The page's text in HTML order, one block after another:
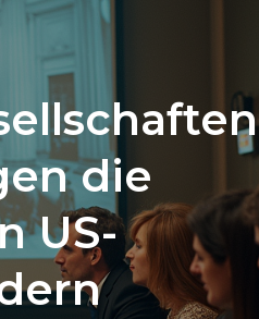
die
US-